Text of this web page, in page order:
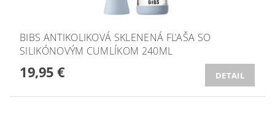
BIBS ANTIKOLIKOVÁ SKLENENÁ FĽAŠA SO
SILIKÓNOVÝM CUMLÍKOM 240ML
19,95 € DETAIL